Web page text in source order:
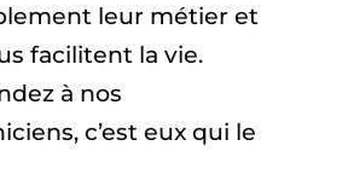
leur métier et
facilitent la vie.
à nos
c’est eux qui le